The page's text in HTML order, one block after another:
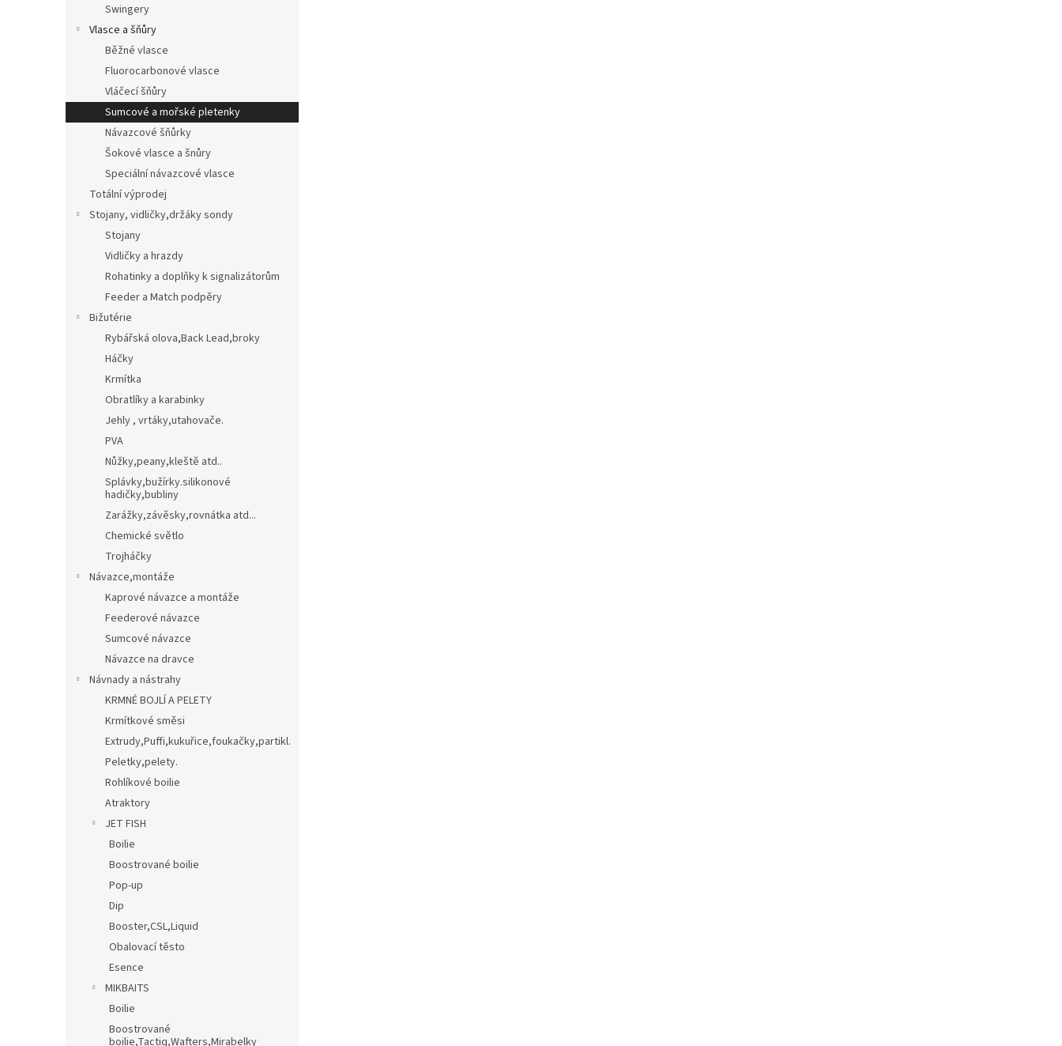
Swingery
Vlasce a šňůry
Běžné vlasce
Fluorocarbonové vlasce
Vláčecí šňůry
Sumcové a mořské pletenky
Návazcové šňůrky
Šokové vlasce a šnůry
Speciální návazcové vlasce
Totální výprodej
Stojany, vidličky,držáky sondy
Stojany
Vidličky a hrazdy
Rohatinky a doplňky k signalizátorům
Feeder a Match podpěry
Bižutérie
Rybářská olova,Back Lead,broky
Háčky
Krmítka
Obratlíky a karabinky
Jehly , vrtáky,utahovače.
PVA
Nůžky,peany,kleště atd..
Splávky,bužírky.silikonové
hadičky,bubliny
Zarážky,závěsky,rovnátka atd...
Chemické světlo
Trojháčky
Návazce,montáže
Kaprové návazce a montáže
Feederové návazce
Sumcové návazce
Návazce na dravce
Návnady a nástrahy
KRMNÉ BOJLÍ A PELETY
Krmítkové směsi
Extrudy,Puffi,kukuřice,foukačky,partikl.
Peletky,pelety.
Rohlíkové boilie
Atraktory
JET FISH
Boilie
Boostrované boilie
Pop-up
Dip
Booster,CSL,Liquid
Obalovací těsto
Esence
MIKBAITS
Boilie
Boostrované
boilie,Tactiq,Wafters,Mirabelky